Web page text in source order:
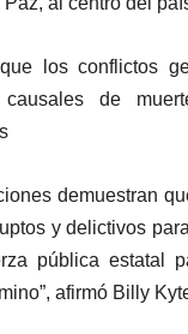
los conflictos
causales de
demuestran
y delictivos
pública estatal
afirmó Billy